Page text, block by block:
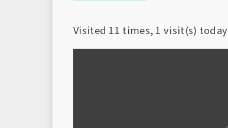
Visited 11 times, 1 visit(s) today